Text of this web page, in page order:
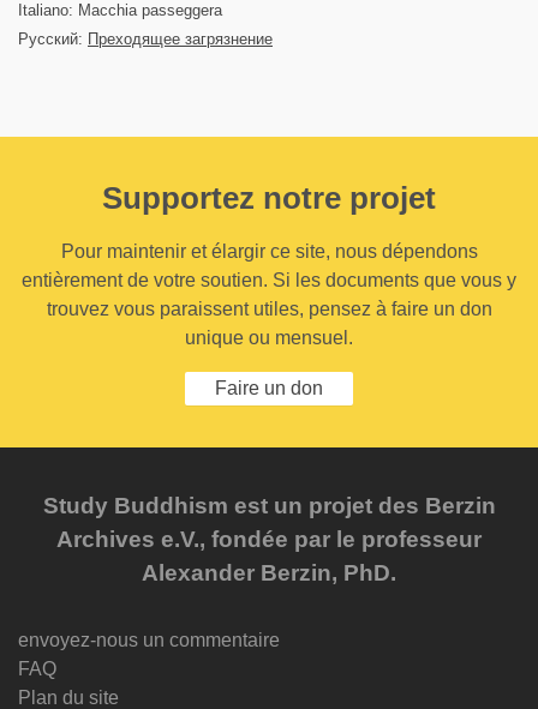
Italiano: Macchia passeggera
Русский: Преходящее загрязнение
Supportez notre projet
Pour maintenir et élargir ce site, nous dépendons
entièrement de votre soutien. Si les documents que vous y
trouvez vous paraissent utiles, pensez à faire un don
unique ou mensuel.
Faire un don
Study Buddhism est un projet des Berzin
Archives e.V., fondée par le professeur
Alexander Berzin, PhD.
envoyez-nous un commentaire
FAQ
Plan du site